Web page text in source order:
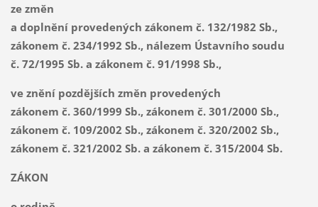
ze změn
a doplnění provedených zákonem č. 132/1982 Sb.,
zákonem č. 234/1992 Sb., nálezem Ústavního soudu
č. 72/1995 Sb. a zákonem č. 91/1998 Sb.,
ve znění pozdějších změn provedených
zákonem č. 360/1999 Sb., zákonem č. 301/2000 Sb.,
zákonem č. 109/2002 Sb., zákonem č. 320/2002 Sb.,
zákonem č. 321/2002 Sb. a zákonem č. 315/2004 Sb.
ZÁKON